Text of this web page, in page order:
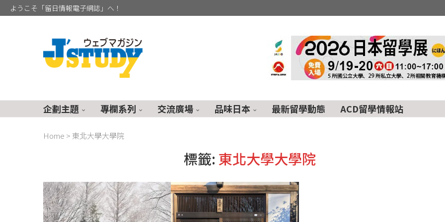
ようこそ「留日情報電子網誌」へ！
企劃主題 專欄系列 交流廣場 品味日本 最新留學動態 ACD留學情報站
Home > 東北大學大學院
標籤: 東北大學大學院